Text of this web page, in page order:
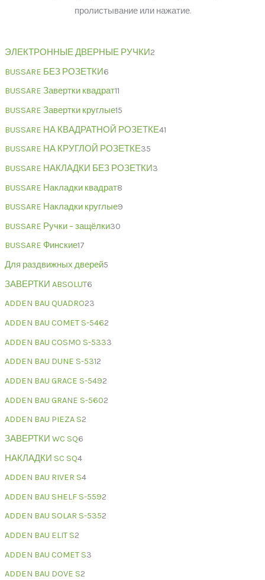
пролистывание или нажатие.
ЭЛЕКТРОННЫЕ ДВЕРНЫЕ РУЧКИ2
BUSSARE БЕЗ РОЗЕТКИ6
BUSSARE Завертки квадрат11
BUSSARE Завертки круглые15
BUSSARE НА КВАДРАТНОЙ РОЗЕТКЕ41
BUSSARE НА КРУГЛОЙ РОЗЕТКЕ35
BUSSARE НАКЛАДКИ БЕЗ РОЗЕТКИ3
BUSSARE Накладки квадрат8
BUSSARE Накладки круглые9
BUSSARE Ручки – защёлки30
BUSSARE Финские17
Для раздвижных дверей5
ЗАВЕРТКИ ABSOLUT6
ADDEN BAU QUADRO23
ADDEN BAU COMET S-5462
ADDEN BAU COSMO S-5333
ADDEN BAU DUNE S-5312
ADDEN BAU GRACE S-5492
ADDEN BAU GRANE S-5602
ADDEN BAU PIEZA S2
ЗАВЕРТКИ WC SQ6
НАКЛАДКИ SC SQ4
ADDEN BAU RIVER S4
ADDEN BAU SHELF S-5592
ADDEN BAU SOLAR S-5352
ADDEN BAU ELIT S2
ADDEN BAU COMET S3
ADDEN BAU DOVE S2